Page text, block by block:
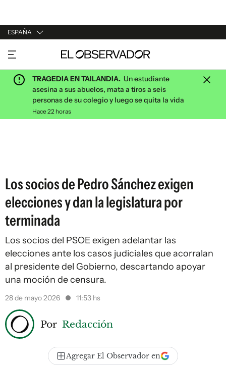
ESPAÑA
URUGUAY
ARGENTINA
ESPAÑA
ESTADOS UNIDOS
TRAGEDIA EN TAILANDIA. Un estudiante
asesina a sus abuelos, mata a tiros a seis
personas de su colegio y luego se quita la vida
Hace 22 horas
Los socios de Pedro Sánchez exigen
elecciones y dan la legislatura por
terminada
Los socios del PSOE exigen adelantar las
elecciones ante los casos judiciales que acorralan
al presidente del Gobierno, descartando apoyar
una moción de censura.
28 de mayo 2026 11:53 hs
Por Redacción
Agregar El Observador en